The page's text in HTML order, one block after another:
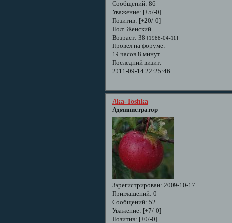
Сообщений: 86
Уважение: [+5/-0]
Позитив: [+20/-0]
Пол: Женский
Возраст: 38 [1988-04-11]
Провел на форуме:
19 часов 8 минут
Последний визит:
2011-09-14 22:25:46
Aka-Toshka
Администратор
Зарегистрирован: 2009-10-17
Приглашений: 0
Сообщений: 52
Уважение: [+7/-0]
Позитив: [+0/-0]